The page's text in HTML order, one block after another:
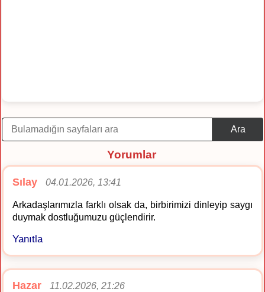
Ara
Yorumlar
Sılay 04.01.2026, 13:41
Arkadaşlarımızla farklı olsak da, birbirimizi dinleyip saygı
duymak dostluğumuzu güçlendirir.
Yanıtla
Hazar 11.02.2026, 21:26